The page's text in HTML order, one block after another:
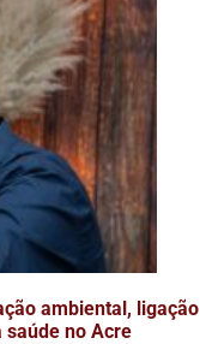
ambiental, ligação
saúde no Acre